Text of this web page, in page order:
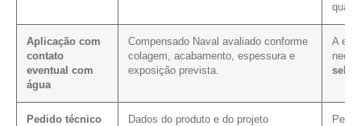
Aplicação com
contato
eventual com
água
Compensado Naval avaliado conforme
colagem, acabamento, espessura e
exposição prevista.
A
Pedido técnico
Dados do produto e do projeto